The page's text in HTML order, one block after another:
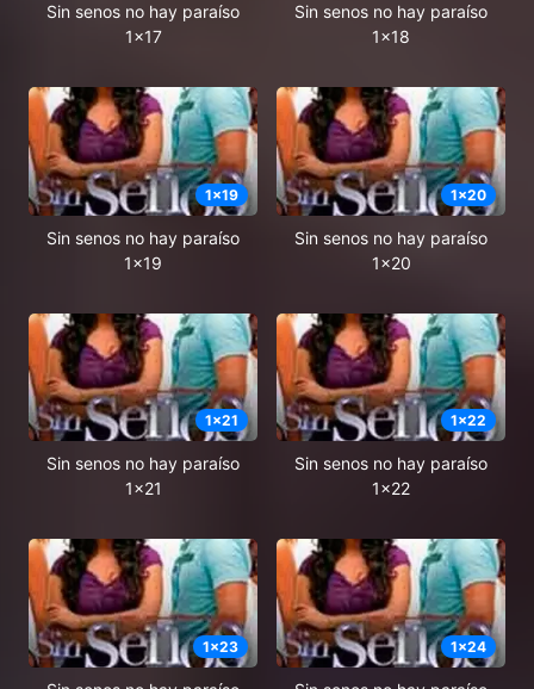
Sin senos no hay paraíso
1x17
Sin senos no hay paraíso
1x18
1x19
Sin senos no hay paraíso
1x19
1x20
Sin senos no hay paraíso
1x20
1x21
Sin senos no hay paraíso
1x21
1x22
Sin senos no hay paraíso
1x22
1x23 1x24